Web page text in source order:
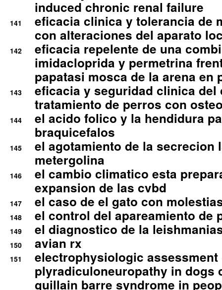
induced chronic renal failure
141
eficacia clinica y tolerancia de
con alteraciones del aparato
142
eficacia repelente de una
imidacloprida y permetrina
papatasi mosca de la arena en
143
eficacia y seguridad clinica del
tratamiento de perros con
144
el acido folico y la hendidura
braquicefalos
145
el agotamiento de la secrecion
metergolina
146
el cambio climatico esta
expansion de las cvbd
147 el caso de el gato con
148 el control del apareamiento de
149 el diagnostico de la
150 avian rx
151
electrophysiologic assessment
plyradiculoneuropathy in dogs
guillain barre syndrome in